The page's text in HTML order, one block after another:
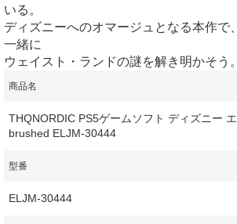
いる。
ディズニーへのオマージュとなる本作で
一緒に
ウェイスト・ランドの謎を解き明かそう。
商品名
THQNORDIC PS5ゲームソフト ディズニー
brushed ELJM-30444
型番
ELJM-30444